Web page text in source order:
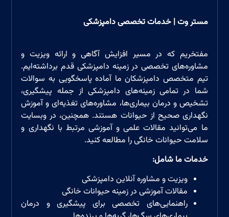
مستر وت | خدمات تخصصی دامپزشکی
مفتخریم که در مسیر افزایش آگاهی و ارائه ویزیت و
مشاوره‌های تخصصی در زمینه دامپزشکی قدم برداشته‌ایم.
تیم متخصص دامپزشکان ما آماده پاسخگویی به سوالات
شما در تمامی زمینه‌های دامپزشکی از جمله پیشگیری،
تشخیص و درمان بیماری‌ها، مشاوره‌های تغذیه‌ای و آموزش
نگهداری صحیح از حیوانات هستند. همچنین، در وبسایت
ما می‌توانید مقالات علمی و آموزشی مرتبط با نگهداری و
سلامت حیوانات خانگی را مطالعه کنید.
خدمات ما شامل:
ویزیت و مشاوره آنلاین دامپزشکی
مقالات آموزشی در زمینه حیوانات خانگی
راهنمایی‌های تخصصی برای پیشگیری و درمان